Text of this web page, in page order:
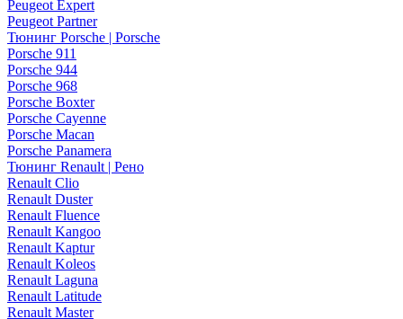
Peugeot Expert
Peugeot Partner
Тюнинг Porsche | Porsche
Porsche 911
Porsche 944
Porsche 968
Porsche Boxter
Porsche Cayenne
Porsche Macan
Porsche Panamera
Тюнинг Renault | Рено
Renault Clio
Renault Duster
Renault Fluence
Renault Kangoo
Renault Kaptur
Renault Koleos
Renault Laguna
Renault Latitude
Renault Master